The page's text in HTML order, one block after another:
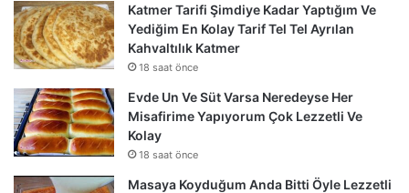
Katmer Tarifi Şimdiye Kadar Yaptığım Ve
Yediğim En Kolay Tarif Tel Tel Ayrılan
Kahvaltılık Katmer
18 saat önce
Evde Un Ve Süt Varsa Neredeyse Her
Misafirime Yapıyorum Çok Lezzetli Ve
Kolay
18 saat önce
Masaya Koyduğum Anda Bitti Öyle Lezzetli